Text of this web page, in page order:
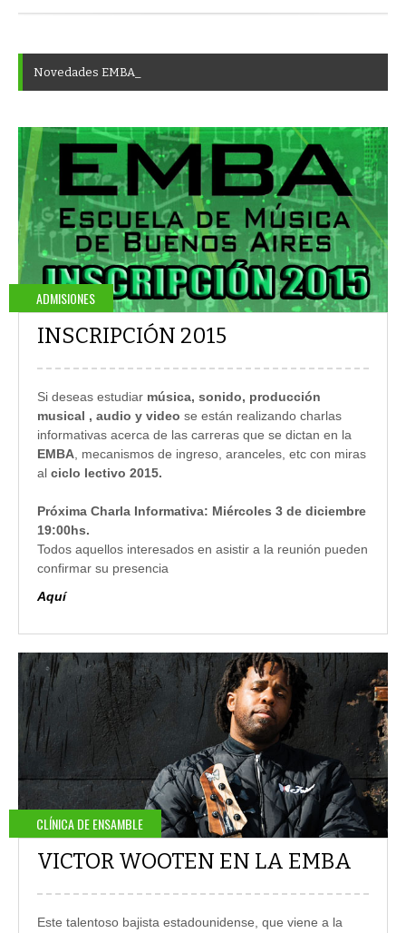
Novedades EMBA
ADMISIONES
INSCRIPCIÓN 2015
Si deseas estudiar música, sonido, producción
musical , audio y video se están realizando charlas
informativas acerca de las carreras que se dictan en la
EMBA, mecanismos de ingreso, aranceles, etc con miras
al ciclo lectivo 2015.
Próxima Charla Informativa: Miércoles 3 de diciembre
19:00hs.
Todos aquellos interesados en asistir a la reunión pueden
confirmar su presencia
Aquí
CLÍNICA DE ENSAMBLE
VICTOR WOOTEN EN LA EMBA
Este talentoso bajista estadounidense, que viene a la